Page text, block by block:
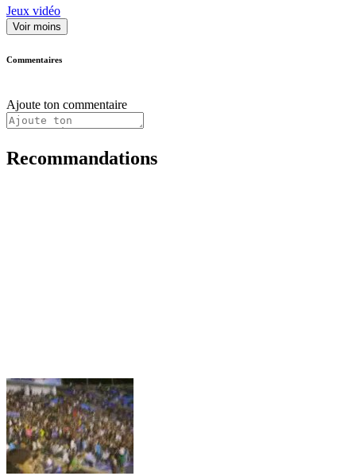
Jeux vidéo
Voir moins
Commentaires
Ajoute ton commentaire
Recommandations